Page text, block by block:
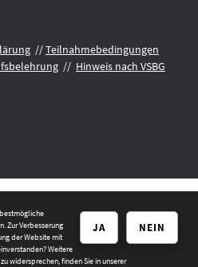
//Teilnahmebedingungen
// Hinweis nach VSBG
Bad Bentheim NEIN
JA
Zur Verbesserung
der Website mit
Weitere
widersprechen, finden Sie in unserer